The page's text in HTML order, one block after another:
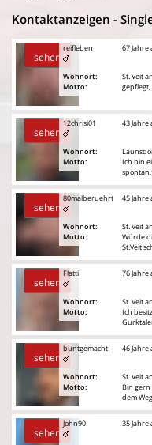
Kontaktanzeigen -
sehen
reifleben
Wohnort:
Motto:
67 Jahre
St. Veit
sehen
12chrisi01
Wohnort:
Motto:
43 Jahre
Ich bin
sehen
80malberuehrt
Wohnort:
Motto:
45 Jahre
St. Veit
Würde
St.Veit
sehen
Flatti
Wohnort:
Motto:
76 Jahre
St. Veit
Ich
sehen
buntgemacht
Wohnort:
Motto:
46 Jahre
St. Veit
Bin gern
dem
sehen
John90 35 Jahre